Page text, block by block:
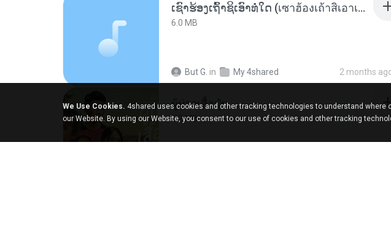
ເຊົາຮ້ອງເຖົ້າຊິເອົາທໍ່ໃດ (เซาฮ้องเถ้าสิเอาเท่าใด) ບຸນເກີດ ຫນູຫ່ວງ ft. ໂສພາ ຈຸນທະລາ
6.0 MB
But G. in My 4shared 2 months
ผู้บ่าวเสื้อปุ๋ย
5.2 MB
We Use Cookies. 4shared uses cookies and other tracking technologies to understand where
our Website. By using our Website, you consent to our use of cookies and other tracking